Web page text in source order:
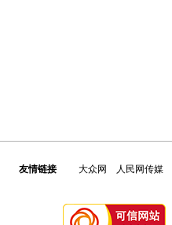
友情链接 大众网 人民网传媒